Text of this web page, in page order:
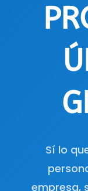
Sí lo
empresa,